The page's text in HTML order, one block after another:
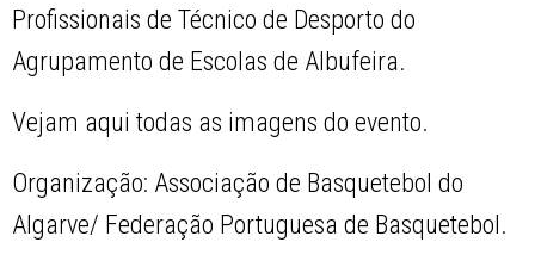
Profissionais de Técnico de Desporto do
Agrupamento de Escolas de Albufeira.
Vejam aqui todas as imagens do evento.
Organização: Associação de Basquetebol do
Algarve/ Federação Portuguesa de Basquetebol.